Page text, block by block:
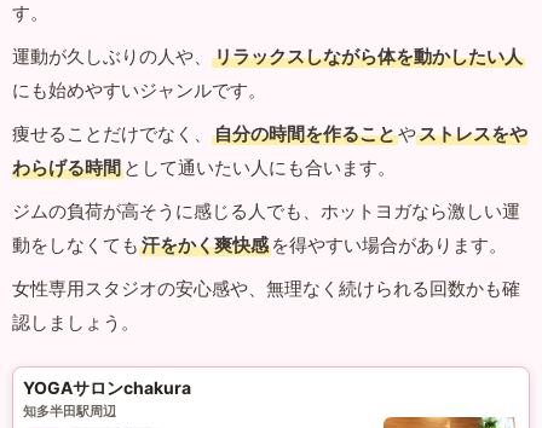
す。
運動が久しぶりの人や、
リラックスしながら体を動かしたい人
にも始めやすいジャンルです。
痩せることだけでなく、
自分の時間を作ることやストレスをや
わらげる時間 として通いたい人にも合います。
ジムの負荷が高そうに感じる人でも、ホットヨガなら激しい運
動をしなくても 汗をかく爽快感 を得やすい場合があります。
女性専用スタジオの安心感や、無理なく続けられる回数かも確
認しましょう。
YOGAサロンchakura
知多半田駅周辺